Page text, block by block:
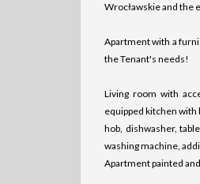
Wrocławskie and the
Apartment with a
the Tenant's needs!
Living room with
equipped kitchen
hob, dishwasher,
washing machine,
Apartment painted